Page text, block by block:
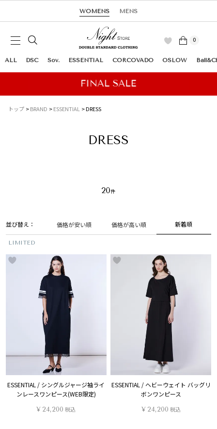
WOMENS MENS
0
ALL DSC Sov. ESSENTIAL CORCOVADO OSLOW
トップ BRAND ESSENTIAL DRESS
DRESS
並び替え 価格が安い順 価格が高い順 新着順
20
LIMITED
ESSENTIAL / シングルジャージ袖ライ
ンレースワンピース(WEB限定)
¥ 24,200 税込
ESSENTIAL / ヘビーウェイト バッグリ
ボンワンピース
¥ 24,200 税込